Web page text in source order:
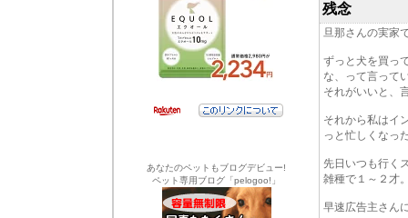
あなたのペットもブログデビュー!
ペット専用ブログ「pelogoo!」
残念
旦那さんの実家
ずっと犬を買っ
な、って言って
それがいいと、
それから私はイ
っと忙しくなっ
先日いつも行く
雑種で１～２才
早速広告主さん